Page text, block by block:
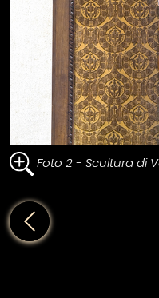
Foto 2 - Scultura di